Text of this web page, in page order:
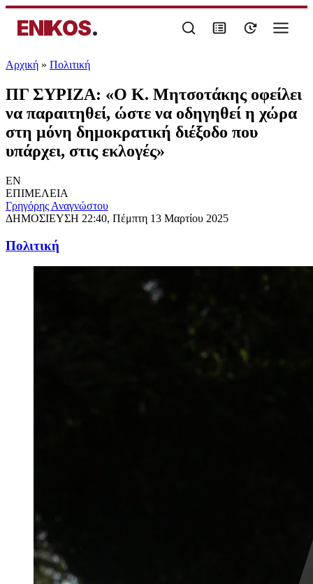
ENIKOS.
Αρχική » Πολιτική
ΠΓ ΣΥΡΙΖΑ: «Ο Κ. Μητσοτάκης οφείλει
να παραιτηθεί, ώστε να οδηγηθεί η χώρα
στη μόνη δημοκρατική διέξοδο που
υπάρχει, στις εκλογές»
EN
ΕΠΙΜΕΛΕΙΑ
Γρηγόρης Αναγνώστου
ΔΗΜΟΣΙΕΥΣΗ 22:40, Πέμπτη 13 Μαρτίου 2025
Πολιτική